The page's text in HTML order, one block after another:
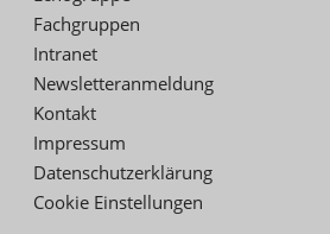
Fachgruppen
Intranet
Newsletteranmeldung
Kontakt
Impressum
Datenschutzerklärung
Cookie Einstellungen